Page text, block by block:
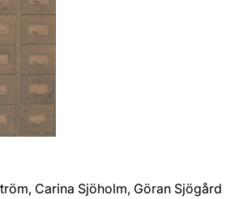
Carina Sjöholm, Göran Sjögård